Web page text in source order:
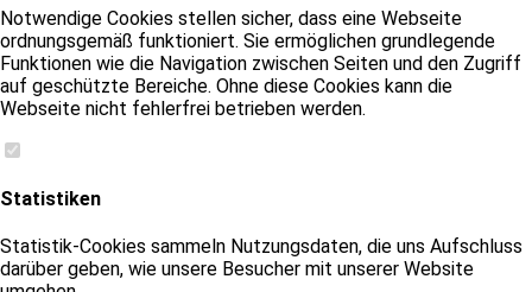
Notwendige Cookies stellen sicher, dass eine Webseite
ordnungsgemäß funktioniert. Sie ermöglichen grundlegende
Funktionen wie die Navigation zwischen Seiten und den Zugriff
auf geschützte Bereiche. Ohne diese Cookies kann die
Webseite nicht fehlerfrei betrieben werden.
Statistiken
Statistik-Cookies sammeln Nutzungsdaten, die uns Aufschluss
darüber geben, wie unsere Besucher mit unserer Website